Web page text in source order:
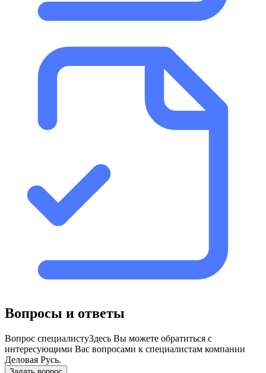
Вопросы и ответы
Вопрос специалистуЗдесь Вы можете обратиться с
интересующими Вас вопросами к специалистам компании
Деловая Русь.